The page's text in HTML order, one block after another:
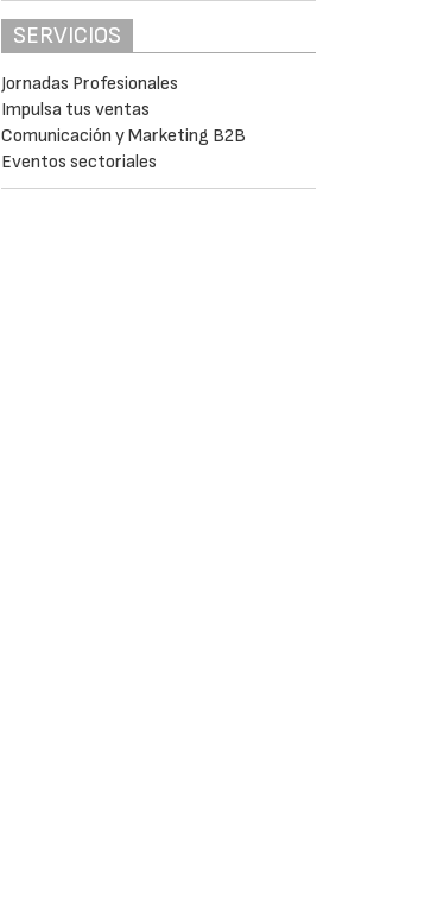
SERVICIOS
Jornadas Profesionales
Impulsa tus ventas
Comunicación y Marketing B2B
Eventos sectoriales